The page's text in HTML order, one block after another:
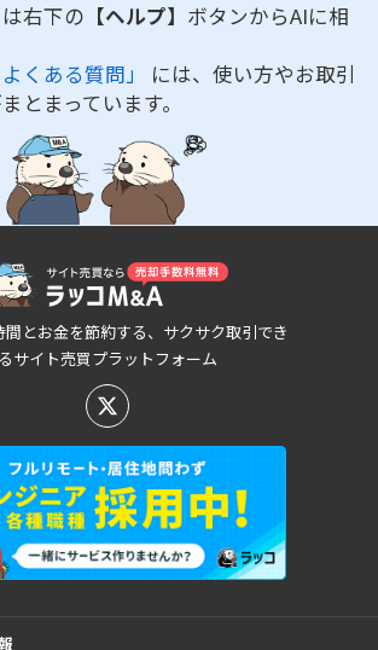
右下の 【ヘルプ】 ボタンからAIに相
くある質問」 には、使い方やお取引
とまっています。
間とお金を節約する、サクサク取引でき
るサイト売買プラットフォーム